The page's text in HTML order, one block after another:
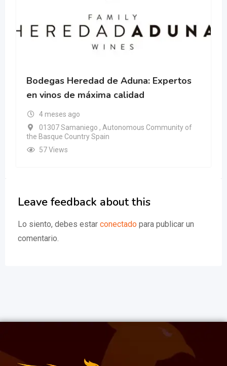
Bodegas Heredad de Aduna: Expertos
en vinos de máxima calidad
4 meses ago
01307 Samaniego , Autonomous Community of
the Basque Country Spain
57 Views
Leave feedback about this
Lo siento, debes estar conectado para publicar un
comentario.